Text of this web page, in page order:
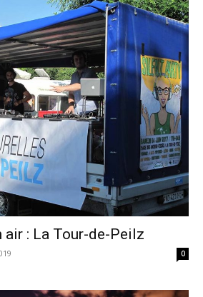
air : La Tour-de-Peilz
0